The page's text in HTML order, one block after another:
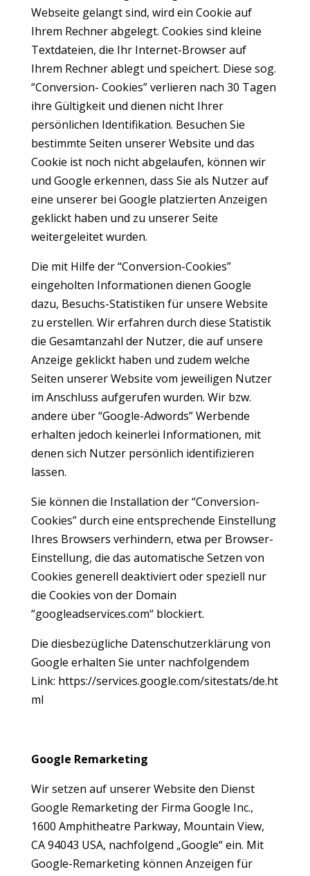
Webseite gelangt sind, wird ein Cookie auf
Ihrem Rechner abgelegt. Cookies sind kleine
Textdateien, die Ihr Internet-Browser auf
Ihrem Rechner ablegt und speichert. Diese sog.
“Conversion- Cookies” verlieren nach 30 Tagen
ihre Gültigkeit und dienen nicht Ihrer
persönlichen Identifikation. Besuchen Sie
bestimmte Seiten unserer Website und das
Cookie ist noch nicht abgelaufen, können wir
und Google erkennen, dass Sie als Nutzer auf
eine unserer bei Google platzierten Anzeigen
geklickt haben und zu unserer Seite
weitergeleitet wurden.
Die mit Hilfe der “Conversion-Cookies”
eingeholten Informationen dienen Google
dazu, Besuchs-Statistiken für unsere Website
zu erstellen. Wir erfahren durch diese Statistik
die Gesamtanzahl der Nutzer, die auf unsere
Anzeige geklickt haben und zudem welche
Seiten unserer Website vom jeweiligen Nutzer
im Anschluss aufgerufen wurden. Wir bzw.
andere über “Google-Adwords” Werbende
erhalten jedoch keinerlei Informationen, mit
denen sich Nutzer persönlich identifizieren
lassen.
Sie können die Installation der “Conversion-
Cookies” durch eine entsprechende Einstellung
Ihres Browsers verhindern, etwa per Browser-
Einstellung, die das automatische Setzen von
Cookies generell deaktiviert oder speziell nur
die Cookies von der Domain
“googleadservices.com“ blockiert.
Die diesbezügliche Datenschutzerklärung von
Google erhalten Sie unter nachfolgendem
Link: https://services.google.com/sitestats/de.ht
ml
Google Remarketing
Wir setzen auf unserer Website den Dienst
Google Remarketing der Firma Google Inc.,
1600 Amphitheatre Parkway, Mountain View,
CA 94043 USA, nachfolgend „Google“ ein. Mit
Google-Remarketing können Anzeigen für